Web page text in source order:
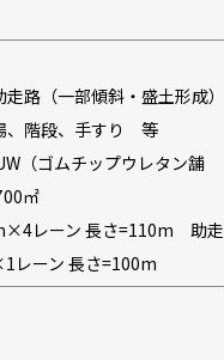
路（一部傾斜・盛土形成）
、階段、手すり 等
（ゴムチップウレタン舗
㎡
レーン 長さ=110m 助走
レーン 長さ=100m